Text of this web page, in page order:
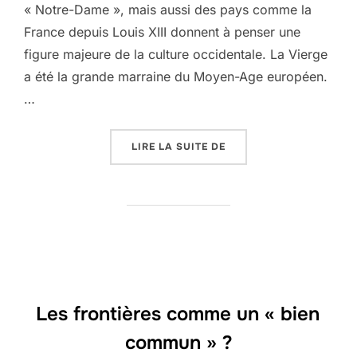
« Notre-Dame », mais aussi des pays comme la
France depuis Louis XIII donnent à penser une
figure majeure de la culture occidentale. La Vierge
a été la grande marraine du Moyen-Age européen.
…
LIRE LA SUITE DE
Les frontières comme un « bien
commun » ?